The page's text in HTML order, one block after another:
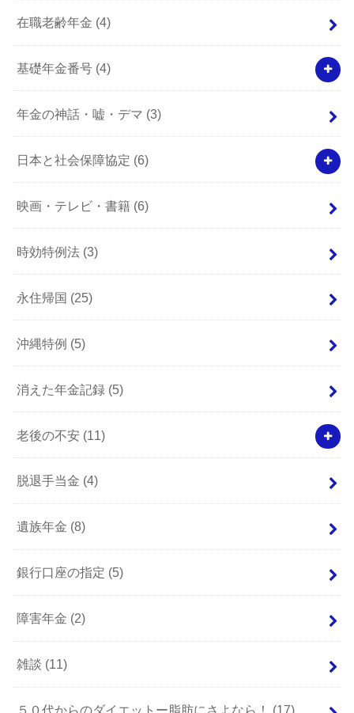
在職老齢年金 (4)
基礎年金番号 (4)
年金の神話・嘘・デマ (3)
日本と社会保障協定 (6)
映画・テレビ・書籍 (6)
時効特例法 (3)
永住帰国 (25)
沖縄特例 (5)
消えた年金記録 (5)
老後の不安 (11)
脱退手当金 (4)
遺族年金 (8)
銀行口座の指定 (5)
障害年金 (2)
雑談 (11)
５０代からのダイエットー脂肪にさよなら！ (17)